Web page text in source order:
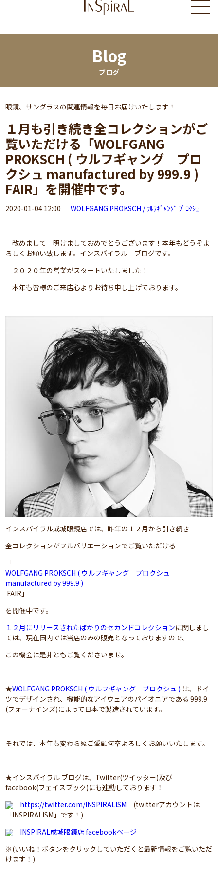
Blog
ブログ
眼鏡、サングラスの関連情報を毎日お届けいたします！
１月も引き続き全コレクションがご
覧いただける「WOLFGANG
PROKSCH ( ウルフギャング プロ
クシュ manufactured by 999.9 )
FAIR」を開催中です。
2020-01-04 12:00 ｜WOLFGANG PROKSCH / ｳﾙﾌｷﾞｬﾝｸﾞ ﾌﾟﾛｸｼｭ
改めまして 明けましておめでとうございます！本年もどうぞよ
ろしくお願い致します。インスパイラル ブログです。
２０２０年の営業がスタートいたしました！
本年も皆様のご来店心よりお待ち申し上げております。
インスパイラル成城眼鏡店では、昨年の１２月から引き続き
全コレクションがフルバリエーションでご覧いただける
「
WOLFGANG PROKSCH ( ウルフギャング プロクシュ
manufactured by 999.9 )
FAIR」
を開催中です。
１２月にリリースされたばかりのセカンドコレクションに関しまし
ては、現在国内では当店のみの販売となっておりますので、
この機会に是非ともご覧くださいませ。
★WOLFGANG PROKSCH ( ウルフギャング プロクシュ ) は、ドイ
ツでデザインされ、機能的なアイウェアのパイオニアである 999.9
(フォーナインズ)によって日本で製造されています。
それでは、本年も変わらぬご愛顧何卒よろしくお願いいたします。
★インスパイラル ブログは、Twitter(ツイッター)及び
facebook(フェイスブック)にも連動しております！
https://twitter.com/INSPIRALISM (twitterアカウントは
「INSPIRALISM」です！)
INSPIRAL成城眼鏡店 facebookページ
※(いいね！ボタンをクリックしていただくと最新情報をご覧いただ
けます！)